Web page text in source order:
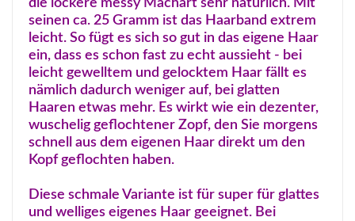
die lockere messy Machart sehr natürlich. Mit
seinen ca. 25 Gramm ist das Haarband extrem
leicht. So fügt es sich so gut in das eigene Haar
ein, dass es schon fast zu echt aussieht - bei
leicht gewelltem und gelocktem Haar fällt es
nämlich dadurch weniger auf, bei glatten
Haaren etwas mehr. Es wirkt wie ein dezenter,
wuschelig geflochtener Zopf, den Sie morgens
schnell aus dem eigenen Haar direkt um den
Kopf geflochten haben.
Diese schmale Variante ist für super für glattes
und welliges eigenes Haar geeignet. Bei